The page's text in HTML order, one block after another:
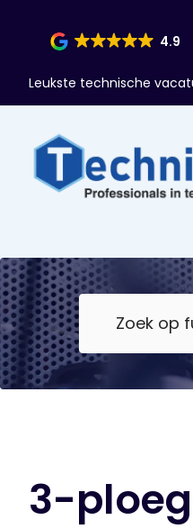
4.9
Leukste technische
3-